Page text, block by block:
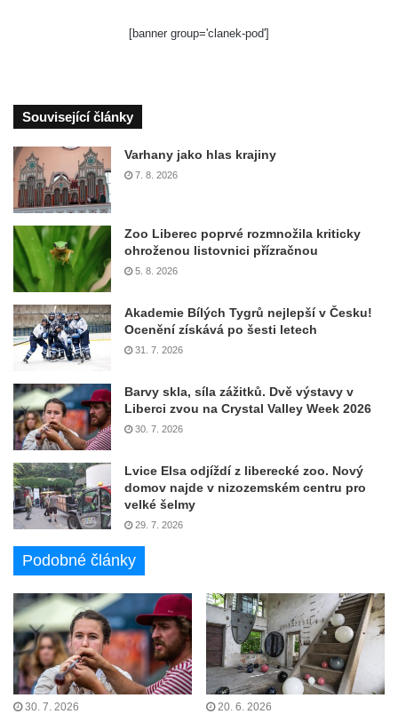
[banner group='clanek-pod']
Související články
Varhany jako hlas krajiny
7. 8. 2026
Zoo Liberec poprvé rozmnožila kriticky
ohroženou listovnici přízračnou
5. 8. 2026
Akademie Bílých Tygrů nejlepší v Česku!
Ocenění získává po šesti letech
31. 7. 2026
Barvy skla, síla zážitků. Dvě výstavy v
Liberci zvou na Crystal Valley Week 2026
30. 7. 2026
Lvice Elsa odjíždí z liberecké zoo. Nový
domov najde v nizozemském centru pro
velké šelmy
29. 7. 2026
Podobné články
30. 7. 2026 20. 6. 2026